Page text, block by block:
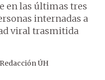
en las últimas tres
internadas a
viral trasmitida
Redacción ÚH